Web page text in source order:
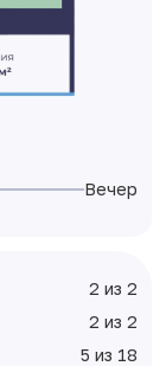
Вечер
2 из 2
2 из 2
5 из 18